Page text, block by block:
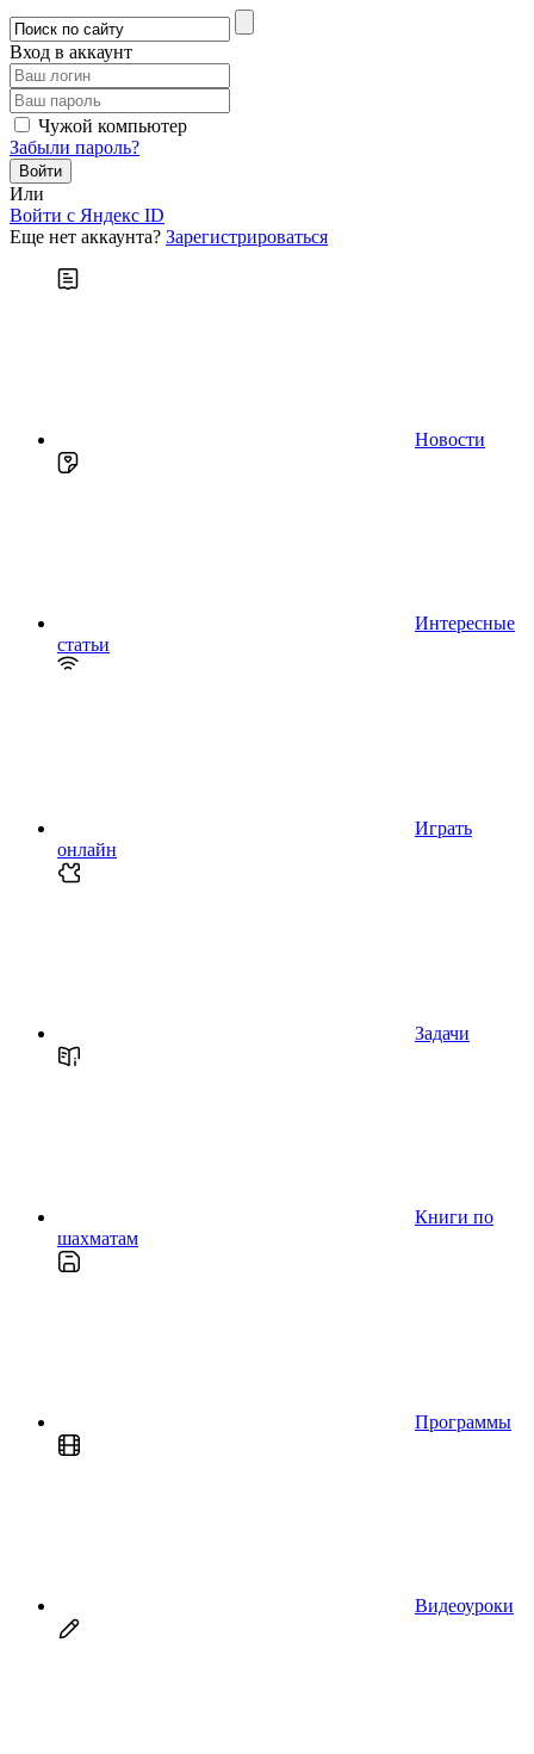
Вход в аккаунт
Чужой компьютер
Забыли пароль?
Или
Войти c Яндекс ID
Еще нет аккаунта? Зарегистрироваться
Новости
Интересные
статьи
Играть
онлайн
Задачи
Книги по
шахматам
Программы
Видеоуроки